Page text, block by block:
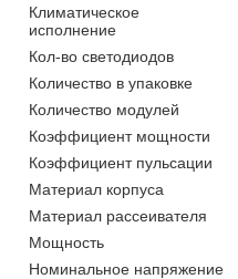
Климатическое
исполнение
Кол-во светодиодов
Количество в упаковке
Количество модулей
Коэффициент мощности
Коэффициент пульсации
Материал корпуса
Материал рассеивателя
Мощность
Номинальное напряжение